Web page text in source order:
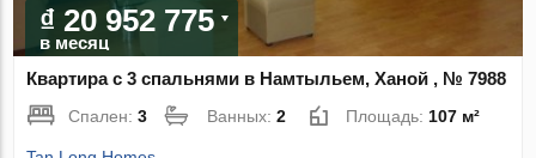
₫ 20 952 775
в месяц
Квартира с 3 спальнями в Намтыльем, Ханой , № 7988
Спален:3 Ванных:2 Площадь: 107 м²